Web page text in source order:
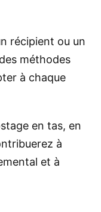
récipient ou un
méthodes
à chaque
en tas, en
à
et à